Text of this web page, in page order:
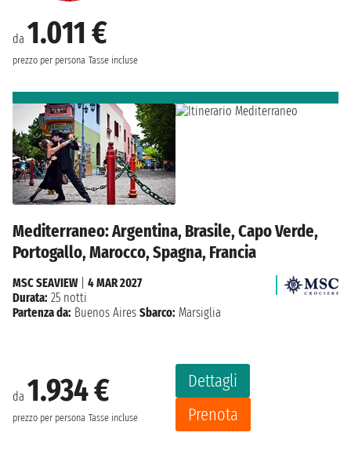
da 1.011 €
prezzo per persona Tasse incluse
Mediterraneo: Argentina, Brasile, Capo Verde,
Portogallo, Marocco, Spagna, Francia
da 1.934 €
prezzo per persona Tasse incluse
Dettagli
Prenota
MSC SEAVIEW| 4 MAR 2027
Durata: 25 notti
Partenza da: Buenos Aires Sbarco: Marsiglia